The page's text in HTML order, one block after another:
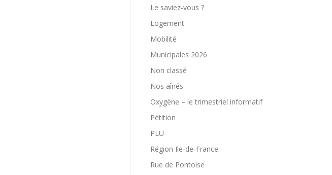
Le saviez-vous ?
Logement
Mobilité
Municipales 2026
Non classé
Nos aînés
Oxygène – le trimestriel informatif
Pétition
PLU
Région Ile-de-France
Rue de Pontoise